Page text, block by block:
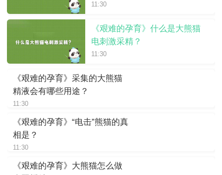
11:30
《艰难的孕育》什么是大熊猫
电刺激采精？
11:30
《艰难的孕育》采集的大熊猫
精液会有哪些用途？
11:30
《艰难的孕育》“电击”熊猫的真
相是？
11:30
《艰难的孕育》大熊猫怎么做